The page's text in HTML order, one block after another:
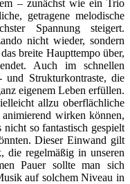
– zunächst wie ein Trio
getragene melodische
Spannung steigert.
nicht wieder, sondern
breite Haupttempo über,
Auch im schnellen
und Strukturkontraste, die
eigenem Leben erfüllen.
allzu oberflächliche
wirken können,
so fantastisch gespielt
Dieser Einwand gilt
regelmäßig in unseren
Pauer sollte man sich
auf solchem Niveau in